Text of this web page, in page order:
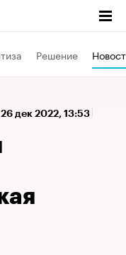
Решение
26 дек 2022, 13:53